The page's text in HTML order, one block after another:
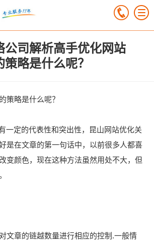
公司解析高手优化网站
策略是什么呢？
策略是什么呢？
一定的代表性和突出性，昆山网站优化关
是在文章的第一句话中，以前很多人都喜
变颜色，现在这种方法虽然用处不大，但
章的链越数量进行相应的控制.一般情